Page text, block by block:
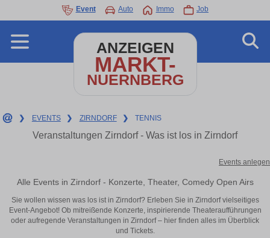
Event Auto Immo Job
ANZEIGEN
MARKT-
NUERNBERG
❯ EVENTS ❯ ZIRNDORF ❯ TENNIS
Veranstaltungen Zirndorf - Was ist los in Zirndorf
Events anlegen
Alle Events in Zirndorf - Konzerte, Theater, Comedy Open Airs
Sie wollen wissen was los ist in Zirndorf? Erleben Sie in Zirndorf vielseitiges
Event-Angebot! Ob mitreißende Konzerte, inspirierende Theateraufführungen
oder aufregende Veranstaltungen in Zirndorf – hier finden alles im Überblick
und Tickets.